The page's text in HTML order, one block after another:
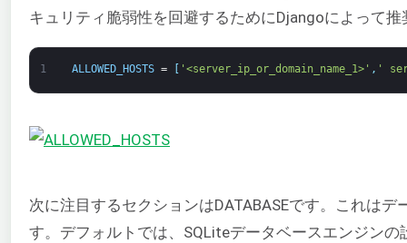
キュリティ脆弱性を回避するためにDjangoによって
1 ALLOWED_HOSTS = '<server_ip_or_domain_name_1>' , '
次に注目するセクションはDATABASEです。これは
す。デフォルトでは、SQLiteデータベースエンジン